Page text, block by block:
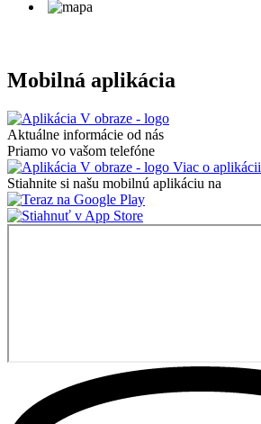
Mobilná aplikácia
Aktuálne informácie od nás
Priamo vo vašom telefóne
Viac o aplikácii
Stiahnite si našu mobilnú aplikáciu na